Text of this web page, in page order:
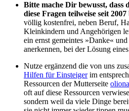
Bitte mache Dir bewusst,
diese Fragen teilweise seit
völlig kostenfrei, neben Beruf,
Kleinkindern und Angehörigen
ein ernst gemeintes »Danke«
anerkennen, bei der Lösung
Nutze ergänzend die von uns
Hilfen für Einsteigerim
Ressourcen der Mutterseite
oft auf diese Ressourcen
sondern weil da viele Dinge